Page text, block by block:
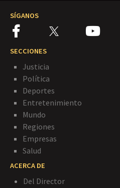
SÍGANOS
SECCIONES
Justicia
Política
Deportes
Entretenimiento
Mundo
Regiones
Empresas
Salud
ACERCA DE
Del Director